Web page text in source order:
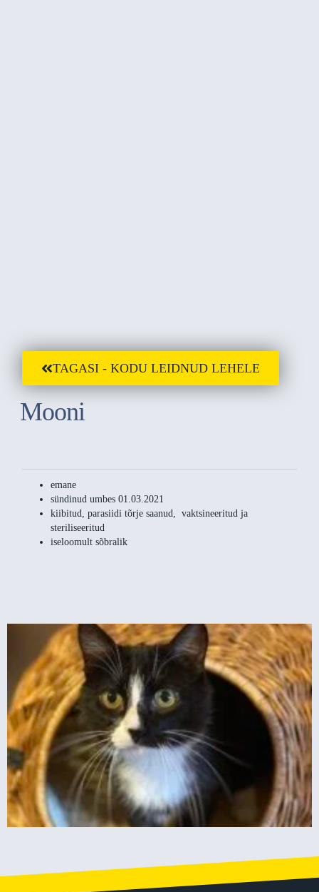
TAGASI - KODU LEIDNUD LEHELE
Mooni
emane
sündinud umbes 01.03.2021
kiibitud, parasiidi tõrje saanud, vaktsineeritud ja
steriliseeritud
iseloomult sõbralik